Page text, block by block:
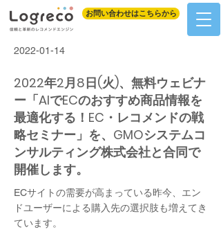
お問い合わせはこちらから
2022-01-14
2022年2月8日(火)、無料ウェビナ
ー「AIでECのおすすめ商品情報を
最適化する！EC・レコメンドの戦
略セミナー」を、GMOシステムコ
ンサルティング株式会社と合同で
開催します。
ECサイトの需要が高まっている昨今、エン
ドユーザーによる購入先の選択肢も増えてき
ています。